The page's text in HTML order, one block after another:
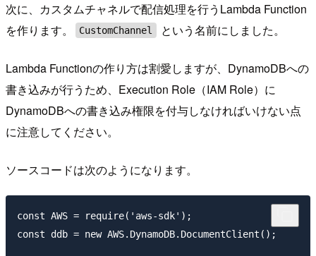
次に、カスタムチャネルで配信処理を行うLambda Function
を作ります。
CustomChannel という名前にしました。
Lambda Functionの作り方は割愛しますが、DynamoDBへの
書き込みが行うため、Execution Role（IAM Role）に
DynamoDBへの書き込み権限を付与しなければいけない点
に注意してください。
ソースコードは次のようになります。
const AWS = require('aws-sdk');
const ddb = new AWS.DynamoDB.DocumentClient();